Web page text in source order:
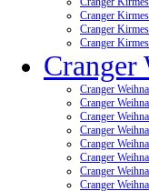
Cranger
Cranger
Cranger
Cranger
Cranger
Cranger
Cranger
Cranger
Cranger
Cranger
Cranger
Cranger